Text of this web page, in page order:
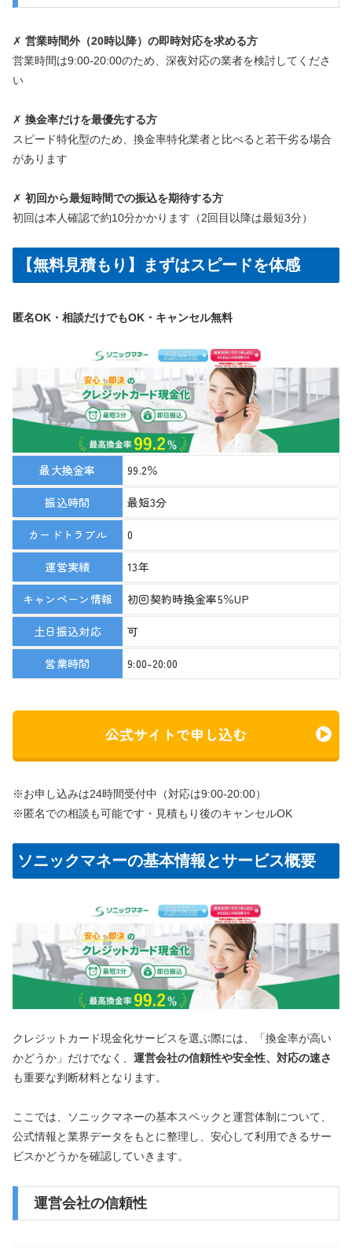
✗ 営業時間外（20時以降）の即時対応を求める方
営業時間は9:00-20:00のため、深夜対応の業者を検討してくださ
い
✗ 換金率だけを最優先する方
スピード特化型のため、換金率特化業者と比べると若干劣る場合
があります
✗ 初回から最短時間での振込を期待する方
初回は本人確認で約10分かかります（2回目以降は最短3分）
【無料見積もり】まずはスピードを体感
匿名OK・相談だけでもOK・キャンセル無料
最大換金率 99.2％
振込時間 最短3分
カードトラブル 0
運営実績 13年
キャンペーン情報 初回契約時換金率5％UP
土日振込対応 可
営業時間 9:00-20:00
公式サイトで申し込む
※お申し込みは24時間受付中（対応は9:00-20:00）
※匿名での相談も可能です・見積もり後のキャンセルOK
ソニックマネーの基本情報とサービス概要
クレジットカード現金化サービスを選ぶ際には、「換金率が高い
かどうか」だけでなく、 運営会社の信頼性や安全性、対応の速さ
も重要な判断材料となります。
ここでは、ソニックマネーの基本スペックと運営体制について、
公式情報と業界データをもとに整理し、安心して利用できるサー
ビスかどうかを確認していきます。
運営会社の信頼性